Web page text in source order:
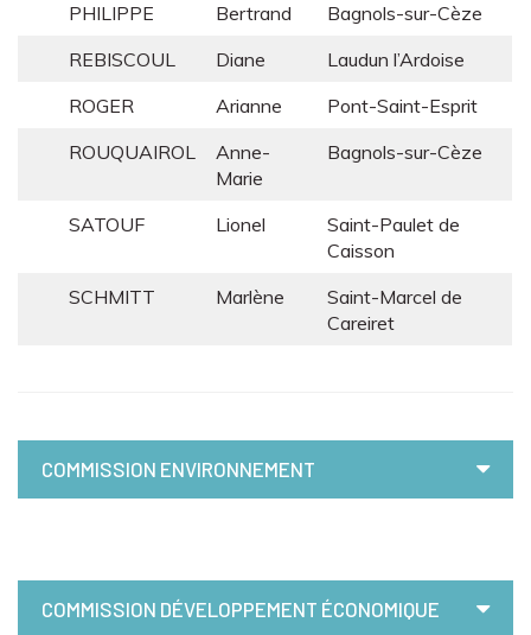
PHILIPPE
Bertrand
Bagnols-sur-Cèze
REBISCOUL
Diane
Laudun l’Ardoise
ROGER
Arianne
Pont-Saint-Esprit
ROUQUAIROL
Anne-
Marie
Bagnols-sur-Cèze
SATOUF Lionel
Saint-Paulet de
Caisson
SCHMITT
Marlène
Saint-Marcel de
Careiret
COMMISSION ENVIRONNEMENT
COMMISSION DÉVELOPPEMENT ÉCONOMIQUE